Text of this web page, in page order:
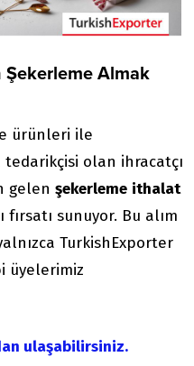
Şekerleme Almak
ürünleri ile
olan ihracatçı
gelen şekerleme ithalat
sunuyor. Bu alım
TurkishExporter
üyelerimiz
ulaşabilirsiniz.